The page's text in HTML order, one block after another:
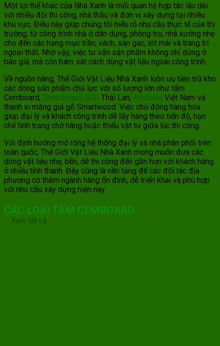
Một lợi thế khác của Nhà Xanh là mối quan hệ hợp tác lâu dài
với nhiều đội thi công, nhà thầu và đơn vị xây dựng tại nhiều
khu vực. Điều này giúp chúng tôi hiểu rõ nhu cầu thực tế của thị
trường, từ công trình nhà ở dân dụng, phòng trọ, nhà xưởng nhẹ
cho đến các hạng mục trần, vách, sàn gác, lót mái và trang trí
ngoại thất. Nhờ vậy, việc tư vấn sản phẩm không chỉ dừng ở
báo giá, mà còn bám sát cách dùng vật liệu ngoài công trình.
Về nguồn hàng, Thế Giới Vật Liệu Nhà Xanh luôn ưu tiên trữ kho
các dòng sản phẩm chủ lực với số lượng lớn như tấm
Cemboard, Smartboard SCG Thái Lan, Allybuild Việt Nam và
thanh xi măng giả gỗ Smartwood. Việc chủ động hàng hóa
giúp đại lý và khách công trình dễ lấy hàng theo tiến độ, hạn
chế tình trạng chờ hàng hoặc thiếu vật tư giữa lúc thi công.
Với định hướng mở rộng hệ thống đại lý và nhà phân phối trên
toàn quốc, Thế Giới Vật Liệu Nhà Xanh mong muốn đưa các
dòng vật liệu nhẹ, bền, dễ thi công đến gần hơn với khách hàng
ở nhiều tỉnh thành. Đây cũng là nền tảng để các đối tác địa
phương có thêm ngành hàng ổn định, dễ triển khai và phù hợp
với nhu cầu xây dựng hiện nay.
CÁC LOẠI TẤM CEMBOARD
Xem tất cả